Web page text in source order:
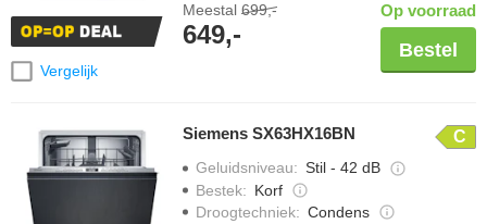
Vergelijk
Meestal 699,-
649,-
Op voorraad
Bestel
Siemens SX63HX16BN C
Geluidsniveau: Stil - 42 dB
Bestek: Korf
Droogtechniek: Condens